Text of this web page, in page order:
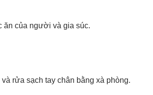
ăn của người và gia súc.
rửa sạch tay chân bằng xà phòng.